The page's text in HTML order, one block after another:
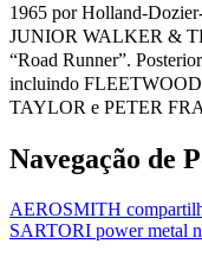
1965 por Holland-
JUNIOR WALKER &
“Road Runner”.
incluindo
TAYLOR e PETER
Navegação de
AEROSMITH
SARTORI power metal